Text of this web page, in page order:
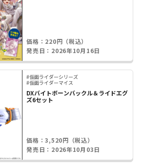
価格：220円（税込）
発売日：2026年10月16日
#仮面ライダーシリーズ
#仮面ライダーマイス
DXバイトボーンバックル＆ライドエグ
ズ6セット
価格：3,520円（税込）
発売日：2026年10月03日